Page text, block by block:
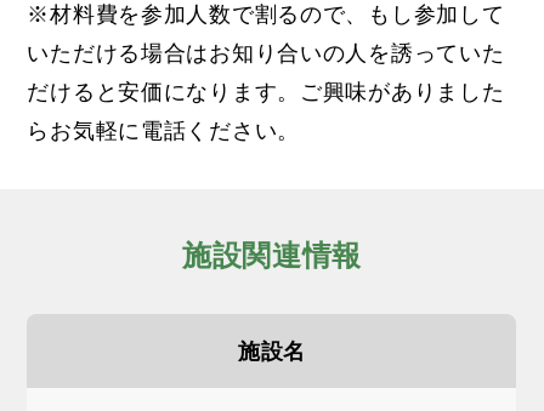
※材料費を参加人数で割るので、もし参加して
いただける場合はお知り合いの人を誘っていた
だけると安価になります。ご興味がありました
らお気軽に電話ください。
施設関連情報
施設名